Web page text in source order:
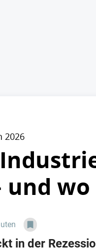
2026
in der